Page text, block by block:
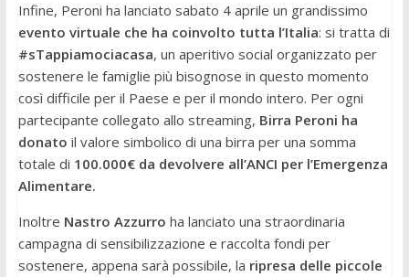
Infine, Peroni ha lanciato sabato 4 aprile un grandissimo
evento virtuale che ha coinvolto tutta l’Italia: si tratta di
#sTappiamociacasa, un aperitivo social organizzato per
sostenere le famiglie più bisognose in questo momento
così difficile per il Paese e per il mondo intero. Per ogni
partecipante collegato allo streaming, Birra Peroni ha
donato il valore simbolico di una birra per una somma
totale di 100.000€ da devolvere all’ANCI per l’Emergenza
Alimentare.
Inoltre Nastro Azzurro ha lanciato una straordinaria
campagna di sensibilizzazione e raccolta fondi per
sostenere, appena sarà possibile, la ripresa delle piccole